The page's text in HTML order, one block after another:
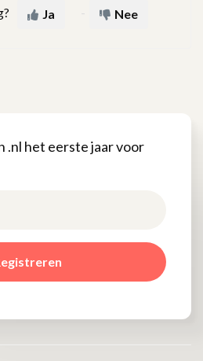
Ja Nee
.nl het eerste jaar voor